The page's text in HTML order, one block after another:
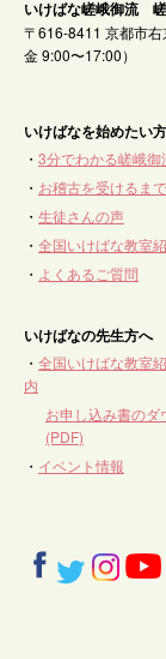
いけばな嵯峨御流
〒616-8411 京都市
金 9:00〜17:00）
いけばなを始めたい
・ 3分でわかる嵯峨御
・ お稽古を受けるま
・ 生徒さんの声
・ 全国いけばな教室
・ よくあるご質問
いけばなの先生方へ
・ 全国いけばな教室
内
お申し込み書のダ
(PDF)
・ イベント情報